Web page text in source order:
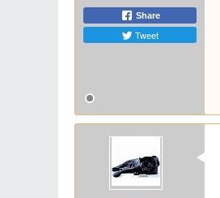
Share
Tweet